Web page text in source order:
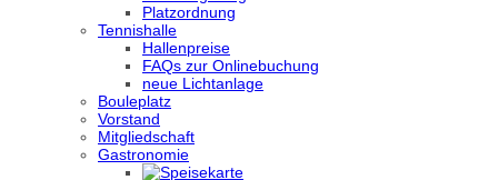
Platzordnung
Tennishalle
Hallenpreise
FAQs zur Onlinebuchung
neue Lichtanlage
Bouleplatz
Vorstand
Mitgliedschaft
Gastronomie